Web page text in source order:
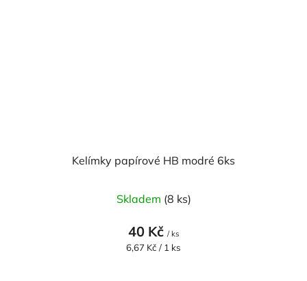
Kelímky papírové HB modré 6ks
Skladem (8 ks)
40 Kč / ks
Měrná
6,67 Kč / 1 ks